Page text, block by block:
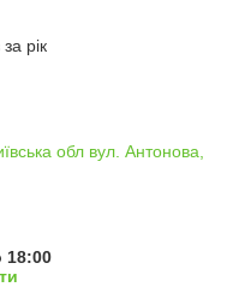
рік
обл вул. Антонова,
18:00